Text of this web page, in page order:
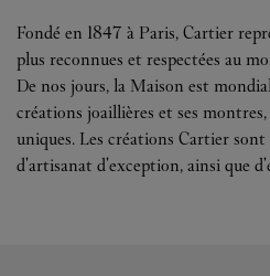
Fondé en 1847 à Paris, Cartier
plus reconnues et respectées au
De nos jours, la Maison est
créations joaillières et ses montres,
uniques. Les créations Cartier sont
d'artisanat d'exception, ainsi que